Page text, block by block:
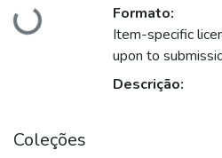
Carregando...
Formato:
Item-specific
upon to
Descrição:
Coleções